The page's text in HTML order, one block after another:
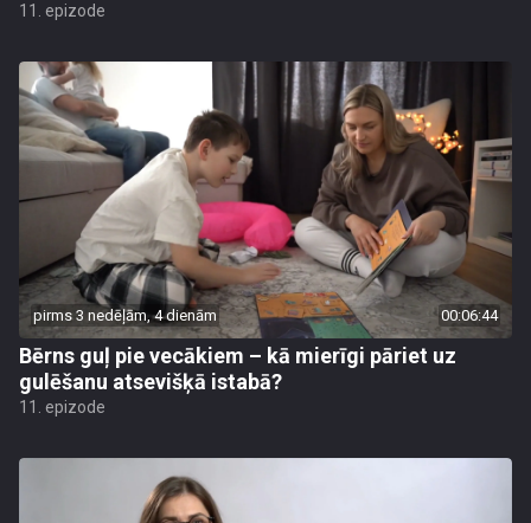
11. epizode
pirms 3 nedēļām, 4 dienām 00:06:44
Bērns guļ pie vecākiem – kā mierīgi pāriet uz
gulēšanu atsevišķā istabā?
11. epizode